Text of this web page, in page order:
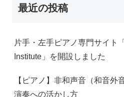
最近の投稿
片手・左手ピアノ専門サイト
Institute」を開設しました
【ピアノ】非和声音（和音外
演奏への活かし方